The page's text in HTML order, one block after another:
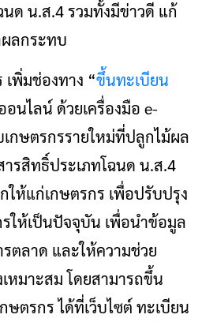
นด น.ส.4 รวมทั้งมีข่าวดี แก้
ลกระทบ
เพิ่มช่องทาง “ขึ้นทะเบียน
นไลน์ ด้วยเครื่องมือ e-
กษตรกรรายใหม่ที่ปลูกไม้ผล
รสิทธิ์ประเภทโฉนด น.ส.4
ให้แก่เกษตรกร เพื่อปรับปรุง
ให้เป็นปัจจุบัน เพื่อนำข้อมูล
ตลาด และให้ความช่วย
หมาะสม โดยสามารถขึ้น
ษตรกร ได้ที่เว็บไซต์ ทะเบียน